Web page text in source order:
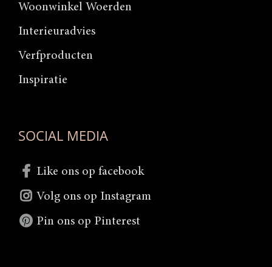
Woonwinkel Woerden
Interieuradvies
Verfproducten
Inspiratie
SOCIAL MEDIA
Like ons op facebook
Volg ons op Instagram
Pin ons op Pinterest